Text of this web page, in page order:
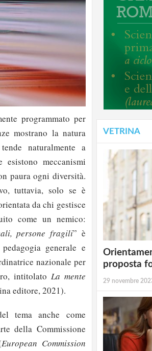
programmato per
mostrano la natura
naturalmente a
meccanismi
paura ogni diversità.
tuttavia, solo se è
da chi gestisce
come un nemico:
persone fragili” è
generale e
nazionale per
intitolato La mente
editore, 2021).
tema anche come
della Commissione
European Commission
VETRINA
proposta
29 novembre